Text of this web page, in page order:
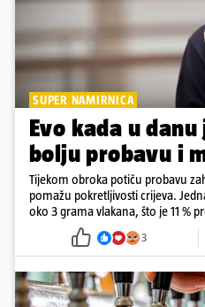
SUPER NAMIRNICA
Evo kada u
bolju probavu i
Tijekom obroka potiču probavu
pomažu pokretljivosti crijeva.
oko 3 grama vlakana, što je 11 %
3